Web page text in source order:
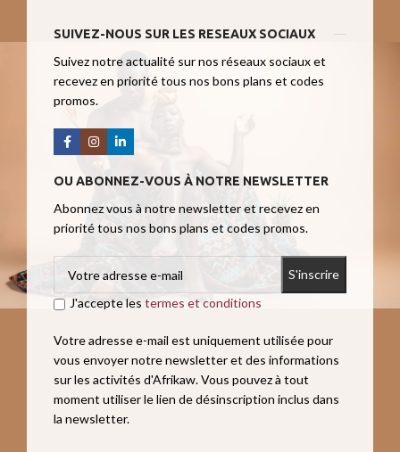
SUIVEZ-NOUS SUR LES RESEAUX SOCIAUX
Suivez notre actualité sur nos réseaux sociaux et
recevez en priorité tous nos bons plans et codes
promos.
OU ABONNEZ-VOUS À NOTRE NEWSLETTER
Abonnez vous à notre newsletter et recevez en
priorité tous nos bons plans et codes promos.
J'accepte les termes et conditions
Votre adresse e-mail est uniquement utilisée pour
vous envoyer notre newsletter et des informations
sur les activités d'Afrikaw. Vous pouvez à tout
moment utiliser le lien de désinscription inclus dans
la newsletter.